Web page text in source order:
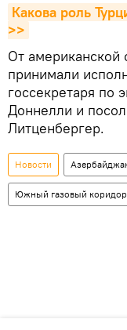
Какова роль
>>
От американской
принимали
госсекретаря по
Доннелли и
Литценбергер.
Новости
Южный газовый коридор